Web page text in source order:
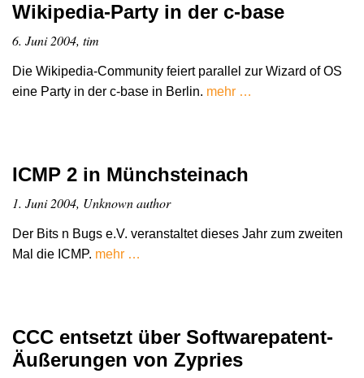
Wikipedia-Party in der c-base
6. Juni 2004, tim
Die Wikipedia-Community feiert parallel zur Wizard of OS
eine Party in der c-base in Berlin. mehr …
ICMP 2 in Münchsteinach
1. Juni 2004, Unknown author
Der Bits n Bugs e.V. veranstaltet dieses Jahr zum zweiten
Mal die ICMP. mehr …
CCC entsetzt über Softwarepatent-
Äußerungen von Zypries